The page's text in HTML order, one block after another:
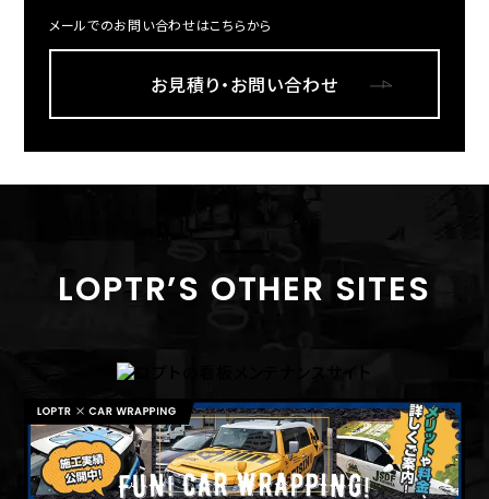
メールでのお問い合わせはこちらから
お見積り・お問い合わせ
LOPTR’S OTHER SITES